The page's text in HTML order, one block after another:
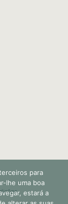
para
lhe uma boa
estará a